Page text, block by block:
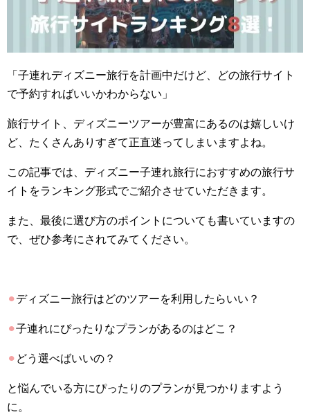
「子連れディズニー旅行を計画中だけど、どの旅行サイト
で予約すればいいかわからない」
旅行サイト、ディズニーツアーが豊富にあるのは嬉しいけ
ど、たくさんありすぎて正直迷ってしまいますよね。
この記事では、ディズニー子連れ旅行におすすめの旅行サ
イトをランキング形式でご紹介させていただきます。
また、最後に選び方のポイントについても書いていますの
で、ぜひ参考にされてみてください。
⚫︎ディズニー旅行はどのツアーを利用したらいい？
⚫︎子連れにぴったりなプランがあるのはどこ？
⚫︎ どう選べばいいの？
と悩んでいる方にぴったりのプランが見つかりますよう
に。